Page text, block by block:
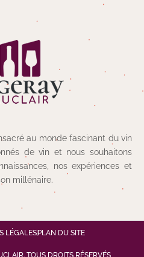
au monde fascinant du vin
de vin et nous souhaitons
nos expériences et
millénaire.
LÉGALESPLAN DU SITE
TOUS DROITS RÉSERVÉS